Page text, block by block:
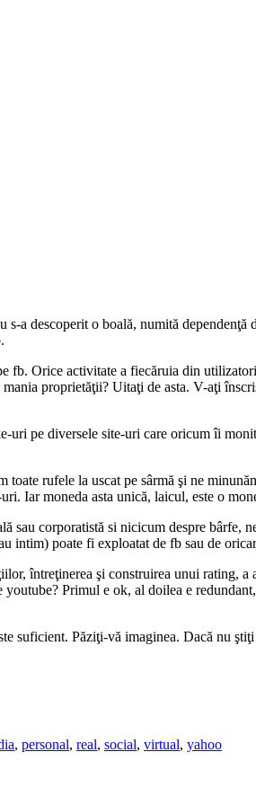
a descoperit o boală, numită
fb. Orice activitate a fiecăruia din
proprietăţii? Uitaţi de asta. V-aţi
pe diversele site-uri care oricum îi
rufele la uscat pe sârmă şi ne
Iar moneda asta unică, laicul, este o
corporatistă si nicicum despre bârfe,
intim) poate fi exploatat de fb sau de
întreţinerea şi construirea unui rating,
Primul e ok, al doilea e
suficient. Păziţi-vă imaginea. Dacă nu
, personal, real, social, virtual, yahoo